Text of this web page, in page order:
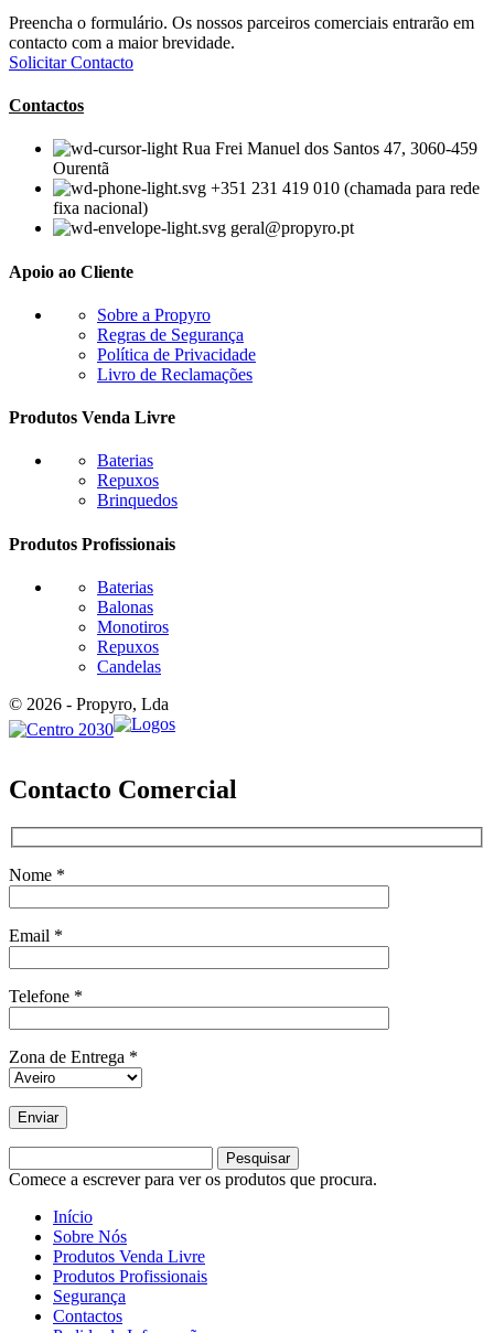
Preencha o formulário. Os nossos parceiros comerciais entrarão em
contacto com a maior brevidade.
Solicitar Contacto
Contactos
Rua Frei Manuel dos Santos 47, 3060-459
Ourentã​
+351 231 419 010 (chamada para rede
fixa nacional)
geral@propyro.pt
Apoio ao Cliente
Sobre a Propyro
Regras de Segurança
Política de Privacidade
Livro de Reclamações
Produtos Venda Livre
Baterias
Repuxos
Brinquedos
Produtos Profissionais
Baterias
Balonas
Monotiros
Repuxos
Candelas
© 2026 - Propyro, Lda
Contacto Comercial
Nome *
Email *
Telefone *
Zona de Entrega *
Pesquisar
Comece a escrever para ver os produtos que procura.
Início
Sobre Nós
Produtos Venda Livre
Produtos Profissionais
Segurança
Contactos